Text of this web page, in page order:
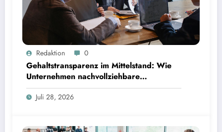
schaffenRedaktion 0
Gehaltstransparenz im Mittelstand: Wie
Unternehmen nachvollziehbare
Vergütungsmodelle schaffen
Juli 28, 2026